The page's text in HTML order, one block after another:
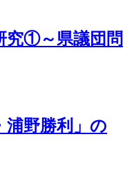
究①～県議団問
浦野勝利」の